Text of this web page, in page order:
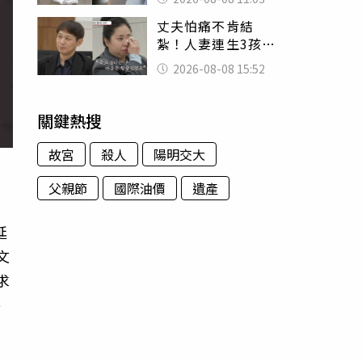
友洗版認證
丈夫怕痛不肯結
紮！人妻連生3孩
控遭家暴淚喊：真
的好累
2026-08-08 15:52
關鍵熱搜
故宮 殺人
陽明交大
父親節
國際油價 遺產